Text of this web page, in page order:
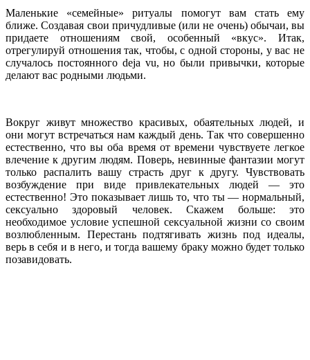
Маленькие «семейные» ритуалы помогут вам стать ему
ближе. Создавая свои причудливые (или не очень) обычаи, вы
придаете отношениям свой, особенный «вкус». Итак,
отрегулируй отношения так, чтобы, с одной стороны, у вас не
случалось постоянного deja vu, но были привычки, которые
делают вас родными людьми.
Вокруг живут множество красивых, обаятельных людей, и
они могут встречаться нам каждый день. Так что совершенно
естественно, что вы оба время от времени чувствуете легкое
влечение к другим людям. Поверь, невинные фантазии могут
только распалить вашу страсть друг к другу. Чувствовать
возбуждение при виде привлекательных людей — это
естественно! Это показывает лишь то, что ты — нормальный,
сексуально здоровый человек. Скажем больше: это
необходимое условие успешной сексуальной жизни со своим
возлюбленным. Перестань подтягивать жизнь под идеалы,
верь в себя и в него, и тогда вашему браку можно будет только
позавидовать.